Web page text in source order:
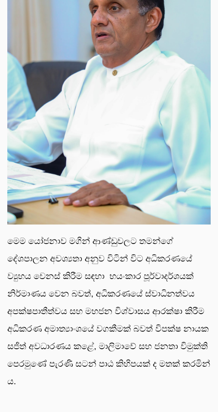
මෙම යෝජනාව මගින් ආණ්ඩුවලට තමන්ගේ
දේශපාලන අවශ්‍යතා අනුව විටින් විට අධිකරණයේ
ව්‍යුහය වෙනස් කිරීම සඳහා භයංකාර පූර්වාදර්ශයක්
නිර්මාණය වෙන බවත්, අධිකරණයේ ස්වාධිනත්වය
අපක්ෂපාතීත්වය සහ මහජන විශ්වාසය ආරක්ෂා කිරීම
අධිකරණ අමාත්‍යාංශයේ වගකීමක් බවත් විපක්ෂ නායක
සජිත් අවධාරණය කළේ, මාලිමාවේ සහ ජනතා විමුක්ති
පෙරමුණේ පැරණි සටන් පාඨ කිහිපයක් ද මතක් කරමින්
ය.